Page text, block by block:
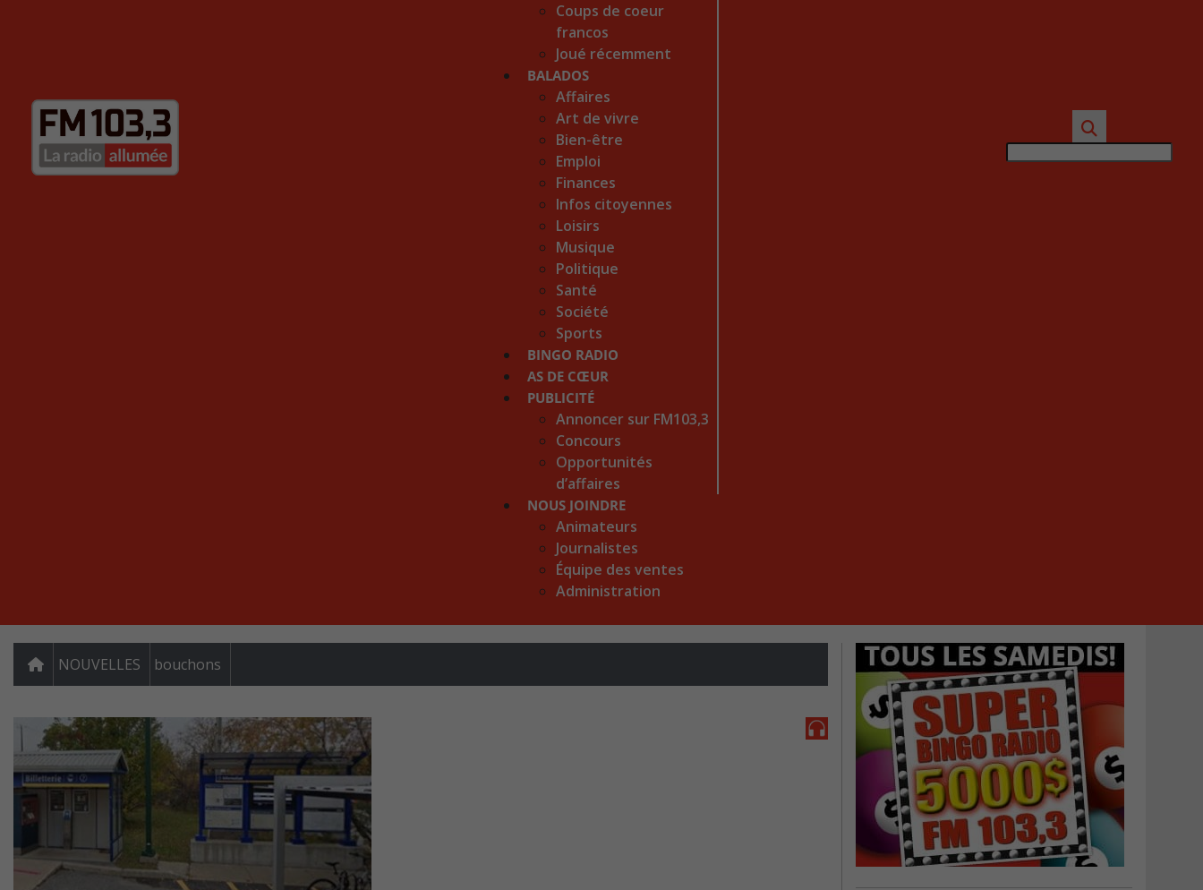
Coups de coeur
francos
Joué récemment
BALADOS
Affaires
Art de vivre
Bien-être
Emploi
Finances
Infos citoyennes
Loisirs
Musique
Politique
Santé
Société
Sports
BINGO RADIO
AS DE CŒUR
PUBLICITÉ
Annoncer sur FM103,3
Concours
Opportunités
d’affaires
NOUS JOINDRE
Animateurs
Journalistes
Équipe des ventes
Administration
NOUVELLES bouchons